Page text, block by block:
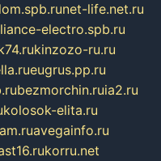
net-life.net.ru
electro.spb.ru
kinzozo-ru.ru
eugrus.pp.ru
bezmorchin.ruia2.ru
kolosok-elita.ru
avegainfo.ru
korru.net